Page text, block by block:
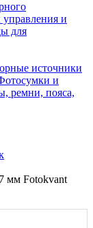
и
для
источники
и
ремни, пояса,
мм Fotokvant